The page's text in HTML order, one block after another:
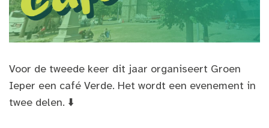
Voor de tweede keer dit jaar organiseert Groen
Ieper een café Verde. Het wordt een evenement in
twee delen. ⬇️